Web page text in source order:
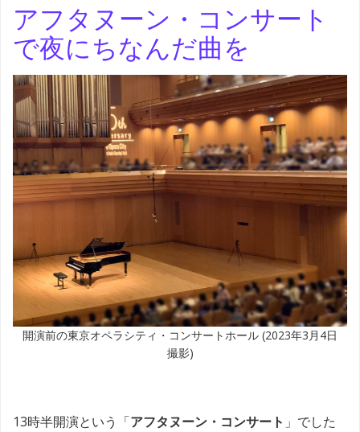
アフタヌーン・コンサート
で夜にちなんだ曲を
開演前の東京オペラシティ・コンサートホール (2023年3月4日
撮影)
13時半開演という「アフタヌーン・コンサート 」でした